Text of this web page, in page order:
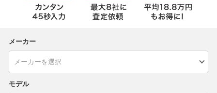
メーカー
モデル